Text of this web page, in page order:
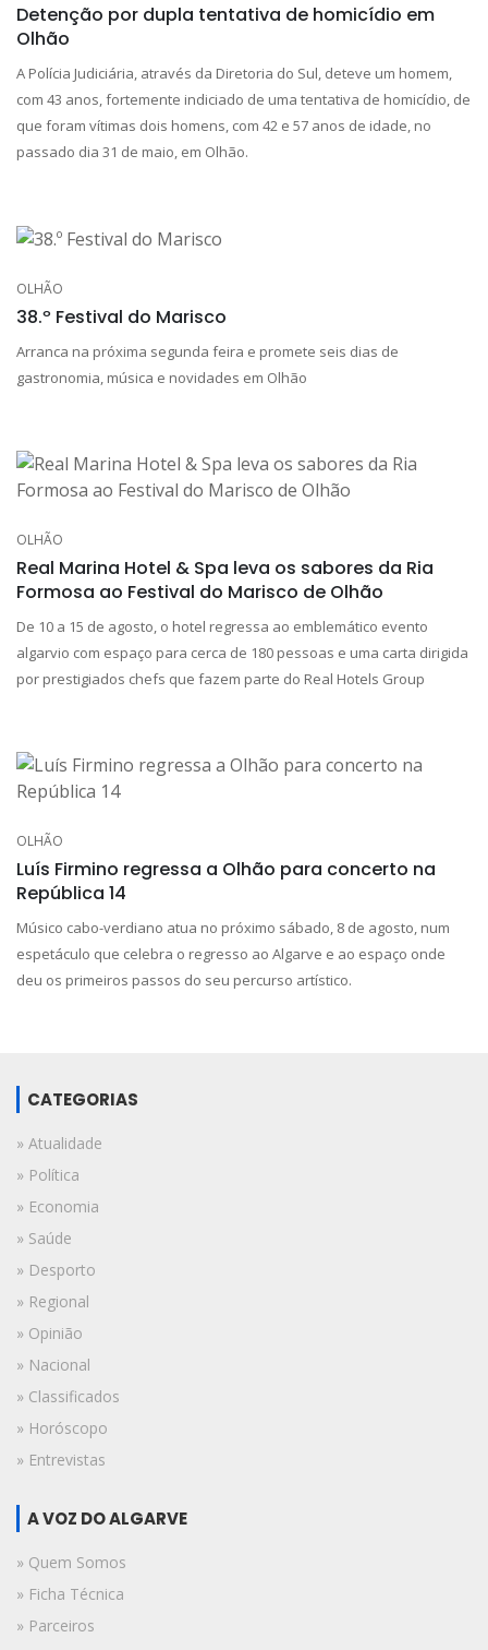
Detenção por dupla tentativa de homicídio em
Olhão
A Polícia Judiciária, através da Diretoria do Sul, deteve um homem,
com 43 anos, fortemente indiciado de uma tentativa de homicídio, de
que foram vítimas dois homens, com 42 e 57 anos de idade, no
passado dia 31 de maio, em Olhão.
OLHÃO
38.º Festival do Marisco
Arranca na próxima segunda feira e promete seis dias de
gastronomia, música e novidades em Olhão
OLHÃO
Real Marina Hotel & Spa leva os sabores da Ria
Formosa ao Festival do Marisco de Olhão
De 10 a 15 de agosto, o hotel regressa ao emblemático evento
algarvio com espaço para cerca de 180 pessoas e uma carta dirigida
por prestigiados chefs que fazem parte do Real Hotels Group
OLHÃO
Luís Firmino regressa a Olhão para concerto na
República 14
Músico cabo-verdiano atua no próximo sábado, 8 de agosto, num
espetáculo que celebra o regresso ao Algarve e ao espaço onde
deu os primeiros passos do seu percurso artístico.
CATEGORIAS
» Atualidade
» Política
» Economia
» Saúde
» Desporto
» Regional
» Opinião
» Nacional
» Classificados
» Horóscopo
» Entrevistas
A VOZ DO ALGARVE
» Quem Somos
» Ficha Técnica
» Parceiros